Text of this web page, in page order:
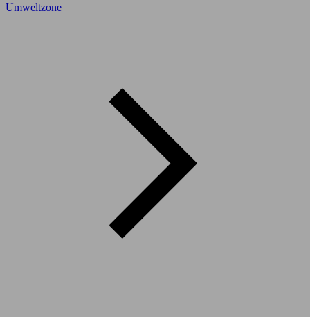
Umweltzone